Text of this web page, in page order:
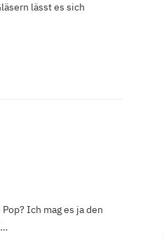
lässt es sich
Ich mag es ja den